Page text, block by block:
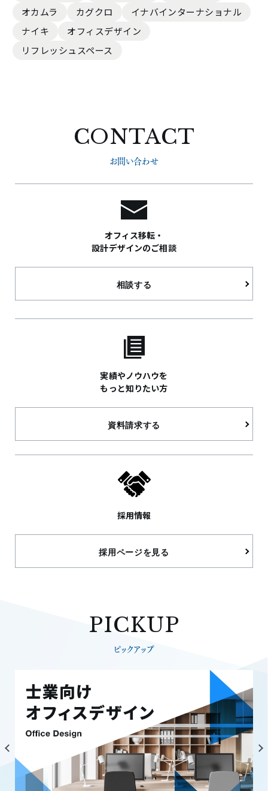
オカムラ
カグクロ
イナバインターナショナル
ナイキ
オフィスデザイン
リフレッシュスペース
CONTACT
お問い合わせ
オフィス移転・
設計デザインのご相談
相談する
実績やノウハウを
もっと知りたい方
資料請求する
採用情報
採用ページを見る
PICKUP
ピックアップ